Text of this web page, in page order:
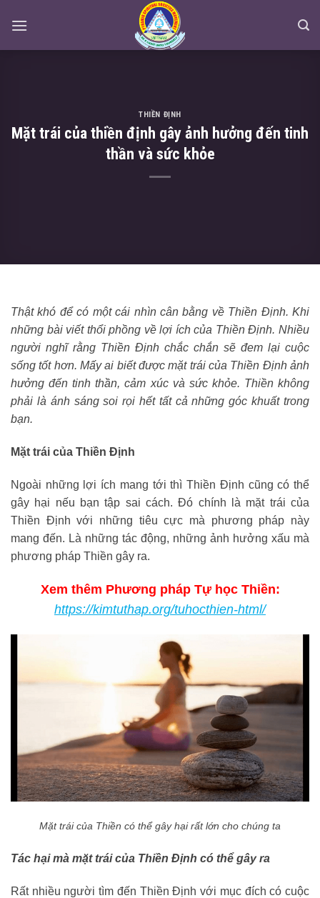
THIỀN ĐỊNH
Mặt trái của thiền định gây ảnh hưởng đến tinh
thần và sức khỏe
Thật khó để có một cái nhìn cân bằng về Thiền Định. Khi
những bài viết thổi phồng về lợi ích của Thiền Định. Nhiều
người nghĩ rằng Thiền Định chắc chắn sẽ đem lại cuộc
sống tốt hơn. Mấy ai biết được mặt trái của Thiền Định ảnh
hưởng đến tinh thần, cảm xúc và sức khỏe. Thiền không
phải là ánh sáng soi rọi hết tất cả những góc khuất trong
bạn.
Mặt trái của Thiền Định
Ngoài những lợi ích mang tới thì Thiền Định cũng có thể
gây hại nếu bạn tập sai cách. Đó chính là mặt trái của
Thiền Định với những tiêu cực mà phương pháp này
mang đến. Là những tác động, những ảnh hưởng xấu mà
phương pháp Thiền gây ra.
Xem thêm Phương pháp Tự học Thiền:
https://kimtuthap.org/tuhocthien-html/
Mặt trái của Thiền có thể gây hại rất lớn cho chúng ta
Tác hại mà mặt trái của Thiền Định có thể gây ra
Rất nhiều người tìm đến Thiền Định với mục đích có cuộc